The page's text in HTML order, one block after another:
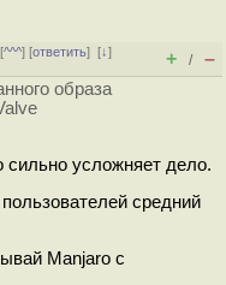
^^^] [ответить][↓]
+ / –
образа
сильно усложняет дело.
средний
Manjaro с